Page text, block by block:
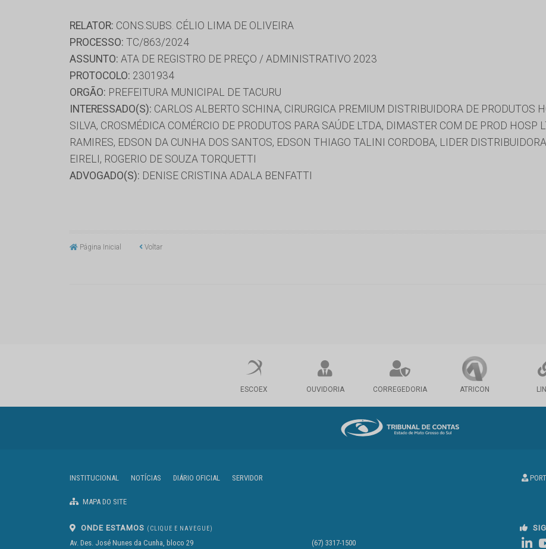
RELATOR: CONS.SUBS. CÉLIO LIMA DE OLIVEIRA
PROCESSO: TC/863/2024
ASSUNTO: ATA DE REGISTRO DE PREÇO / ADMINISTRATIVO 2023
PROTOCOLO: 2301934
ORGÃO: PREFEITURA MUNICIPAL DE TACURU
INTERESSADO(S): CARLOS ALBERTO SCHINA, CIRURGICA PREMIUM DISTRIBUIDORA DE PRODUTOS
SILVA, CROSMÉDICA COMÉRCIO DE PRODUTOS PARA SAÚDE LTDA, DIMASTER COM DE PROD
RAMIRES, EDSON DA CUNHA DOS SANTOS, EDSON THIAGO TALINI CORDOBA, LIDER
EIRELI, ROGERIO DE SOUZA TORQUETTI
ADVOGADO(S): DENISE CRISTINA ADALA BENFATTI
Página Inicial Voltar
ESCOEX OUVIDORIA CORREGEDORIA ATRICON
INSTITUCIONAL NOTÍCIAS DIÁRIO OFICIAL SERVIDOR
MAPA DO SITE
ONDE ESTAMOS (CLIQUE E NAVEGUE)
Av. Des. José Nunes da Cunha, bloco 29 (67) 3317-1500